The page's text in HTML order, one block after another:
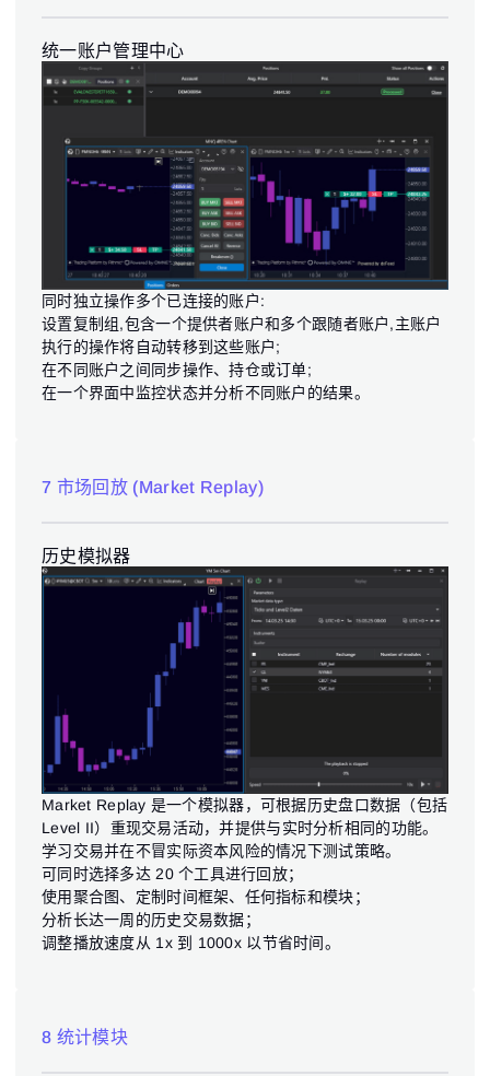
统一账户管理中心
同时独立操作多个已连接的账户:
设置复制组,包含一个提供者账户和多个跟随者账户,主账户
执行的操作将自动转移到这些账户;
在不同账户之间同步操作、持仓或订单;
在一个界面中监控状态并分析不同账户的结果。
7 市场回放 (Market Replay)
历史模拟器
Market Replay 是一个模拟器，可根据历史盘口数据（包括
Level II）重现交易活动，并提供与实时分析相同的功能。
学习交易并在不冒实际资本风险的情况下测试策略。
可同时选择多达 20 个工具进行回放；
使用聚合图、定制时间框架、任何指标和模块；
分析长达一周的历史交易数据；
调整播放速度从 1x 到 1000x 以节省时间。
8 统计模块
Close
登录
密码
登录
重置密码
输入你的邮箱地址，我们会发送一个链接，让你创建新密
邮箱
重置密码
注册
我希望收到 ATAS 提供的特别优惠
我接受Terms of use,License agreement.
查看我们的隐私政策
注册
已有账号？登录